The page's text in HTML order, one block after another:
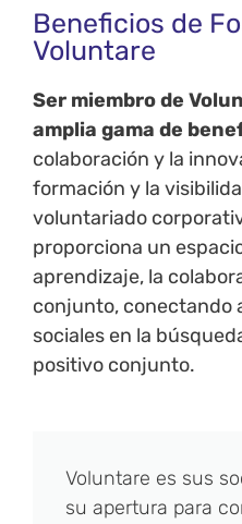
Beneficios de
Voluntare
Ser miembro de
amplia gama de
colaboración y la
formación y la
voluntariado
proporciona un
aprendizaje, la
conjunto, conectando
sociales en la
positivo conjunto.
Voluntare es sus
su apertura para